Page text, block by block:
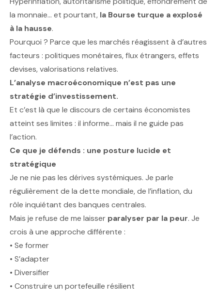
la monnaie… et pourtant, la Bourse turque a explosé
à la hausse.
Pourquoi ? Parce que les marchés réagissent à d’autres
facteurs : politiques monétaires, flux étrangers, effets
devises, valorisations relatives.
L’analyse macroéconomique n’est pas une
stratégie d’investissement.
Et c’est là que le discours de certains économistes
atteint ses limites : il informe… mais il ne guide pas
l’action.
Ce que je défends : une posture lucide et
stratégique
Je ne nie pas les dérives systémiques. Je parle
régulièrement de la dette mondiale, de l’inflation, du
rôle inquiétant des banques centrales.
Mais je refuse de me laisser paralyser par la peur. Je
crois à une approche différente :
• Se former
• S’adapter
• Diversifier
• Construire un portefeuille résilient